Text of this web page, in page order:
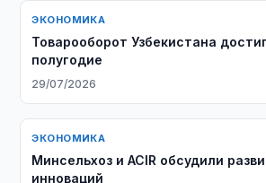
ЭКОНОМИКА
Товарооборот Узбекистана
полугодие
29/07/2026
ЭКОНОМИКА
Минсельхоз и ACIR обсудили
инноваций